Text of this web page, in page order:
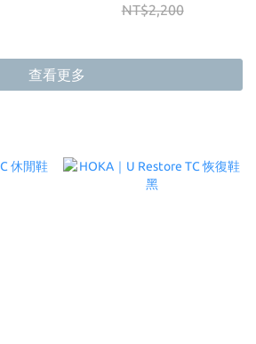
NT$2,200
查看更多